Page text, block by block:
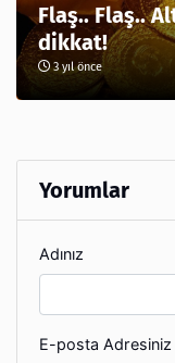
Flaş.. Flaş..
dikkat!
3 yıl önce
Yorumlar
Adınız
E-posta Adresiniz